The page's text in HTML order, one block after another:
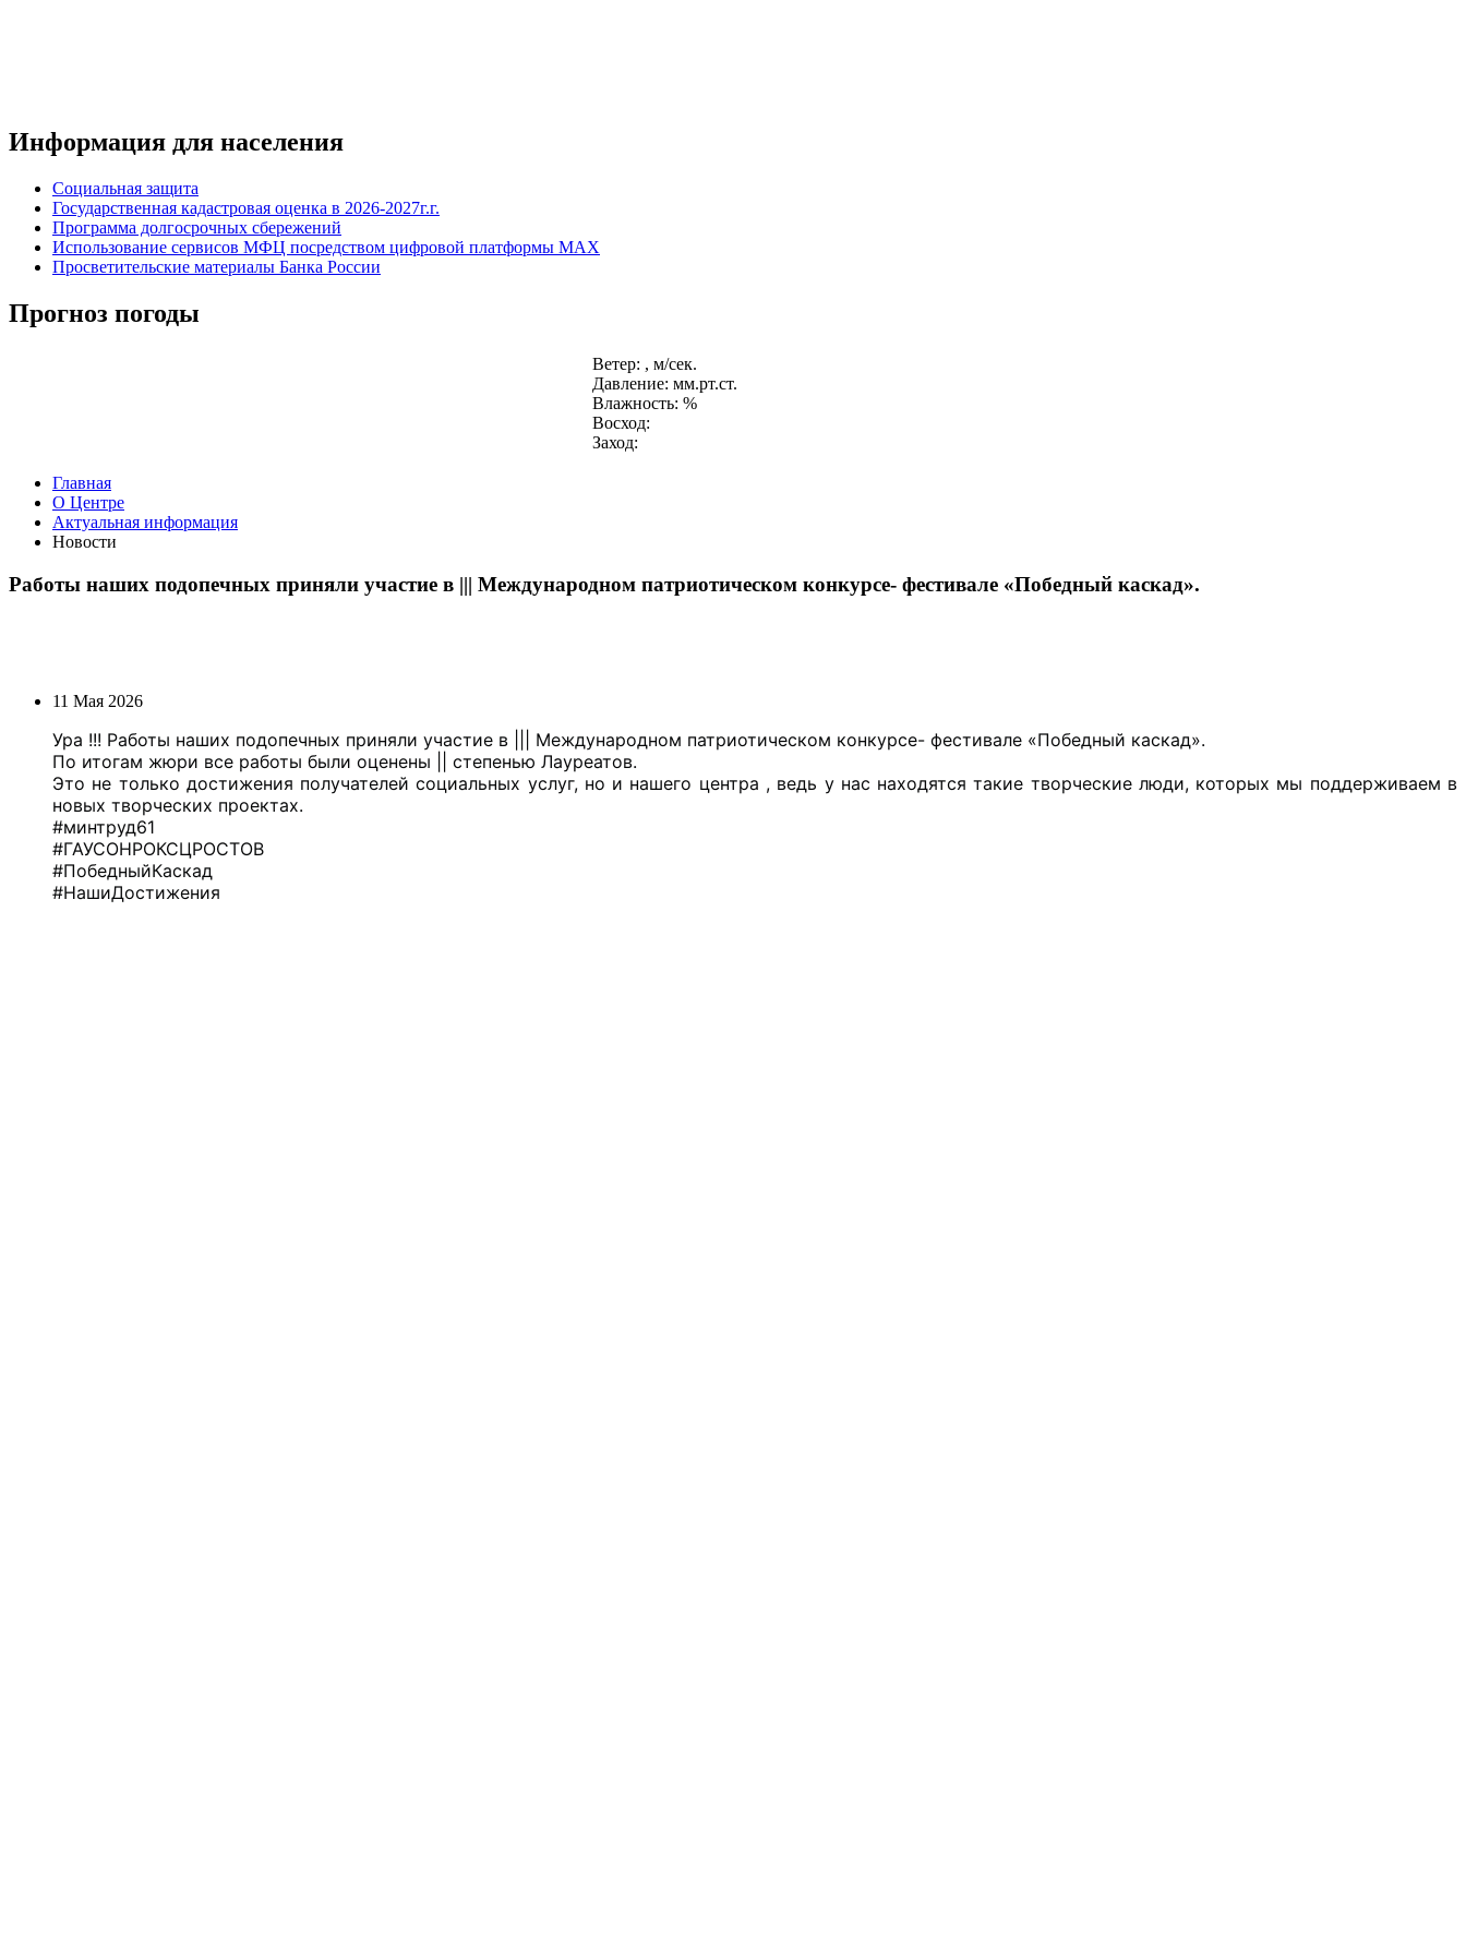
Информация для населения
Социальная защита
Государственная кадастровая оценка в 2026-2027г.г.
Программа долгосрочных сбережений
Использование сервисов МФЦ посредством цифровой платформы MAX
Просветительские материалы Банка России
Прогноз погоды
Ветер: , м/сек.
Давление: мм.рт.ст.
Влажность: %
Восход:
Заход:
Главная
О Центре
Актуальная информация
Новости
Работы наших подопечных приняли участие в ||| Международном патриотическом конкурсе- фестивале «Победный каскад».
11 Мая 2026
Ура !!! Работы наших подопечных приняли участие в ||| Международном патриотическом конкурсе- фестивале «Победный каскад».
По итогам жюри все работы были оценены || степенью Лауреатов.
Это не только достижения получателей социальных услуг, но и нашего центра , ведь у нас находятся такие творческие люди, которых мы поддерживаем в
новых творческих проектах.
#минтруд61
#ГАУСОНРОКСЦРОСТОВ
#ПобедныйКаскад
#НашиДостижения